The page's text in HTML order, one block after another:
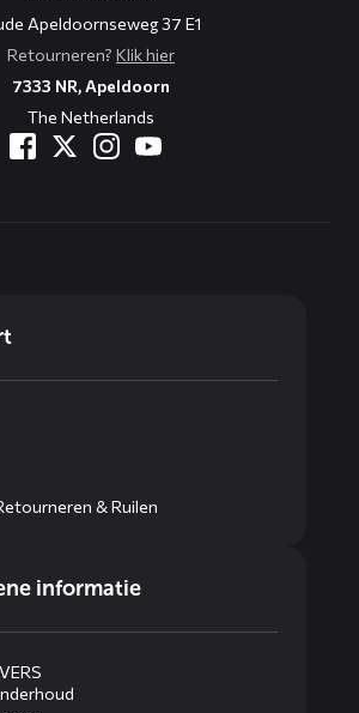
Apeldoornseweg 37 E1
Retourneren? Klik hier
7333 NR, Apeldoorn
The Netherlands
& Ruilen
informatie